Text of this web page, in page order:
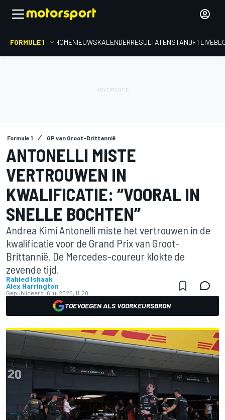
FORMULE 1 HOMENIEUWSKALENDERRESULTATENSTANDF1
Formule 1 GP van Groot-Brittannië
ANTONELLI MISTE
VERTROUWEN IN
KWALIFICATIE: “VOORAL IN
SNELLE BOCHTEN”
Andrea Kimi Antonelli miste het vertrouwen in de
kwalificatie voor de Grand Prix van Groot-
Brittannië. De Mercedes-coureur klokte de
zevende tijd.
Rahied Ishaak
Alex Harrington
Gepubliceerd: 6 jul 2025, 11:20
TOEVOEGEN ALS VOORKEURSBRON